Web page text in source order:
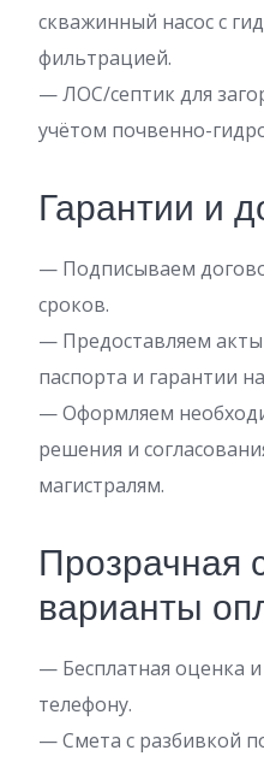
скважинный насос с
фильтрацией.
— ЛОС/септик для
учётом почвенно-
Гарантии и
— Подписываем
сроков.
— Предоставляем
паспорта и гарантии
— Оформляем
решения и
магистралям.
Прозрачная
варианты
— Бесплатная оценка
телефону.
— Смета с разбивкой